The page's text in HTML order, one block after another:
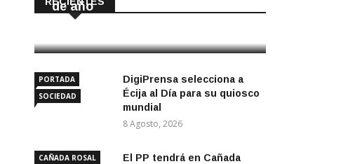
de año
PORTADA
SOCIEDAD
DigiPrensa selecciona a
Écija al Día para su quiosco
mundial
8 Agosto, 2026
CAÑADA ROSAL
El PP tendrá en Cañada